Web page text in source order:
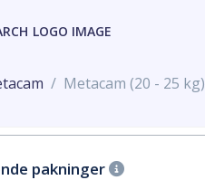
Metacam (20 - 25 kg)
pakninger